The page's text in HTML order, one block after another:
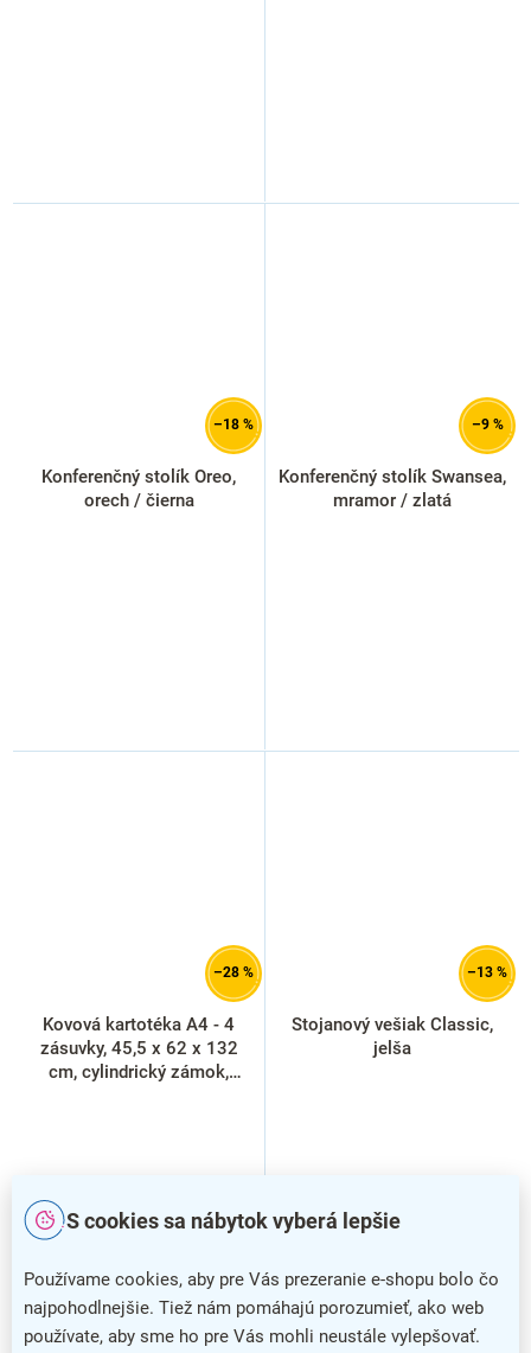
S cookies sa nábytok vyberá lepšie
Používame cookies, aby pre Vás prezeranie e-shopu bolo čo
najpohodlnejšie. Tiež nám pomáhajú porozumieť, ako web
používate, aby sme ho pre Vás mohli neustále vylepšovať.
–18 %
Konferenčný stolík Oreo,
orech / čierna
–9 %
Konferenčný stolík Swansea,
mramor / zlatá
–28 %
Kovová kartotéka A4 - 4
zásuvky, 45,5 x 62 x 132
cm, cylindrický zámok,
–13 %
Stojanový vešiak Classic,
jelša